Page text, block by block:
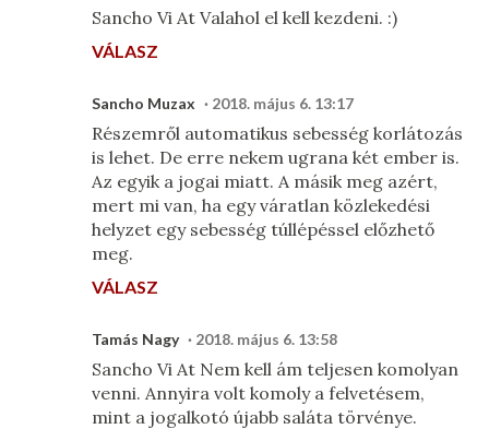
Sancho Vi At Valahol el kell kezdeni. :)
VÁLASZ
Sancho Muzax 2018. május 6. 13:17
Részemről automatikus sebesség korlátozás
is lehet. De erre nekem ugrana két ember is.
Az egyik a jogai miatt. A másik meg azért,
mert mi van, ha egy váratlan közlekedési
helyzet egy sebesség túllépéssel előzhető
meg.
VÁLASZ
Tamás Nagy 2018. május 6. 13:58
Sancho Vi At Nem kell ám teljesen komolyan
venni. Annyira volt komoly a felvetésem,
mint a jogalkotó újabb saláta törvénye.